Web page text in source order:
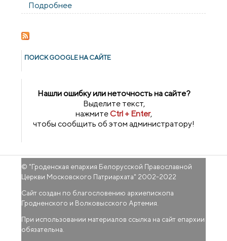
Подробнее
проводит рождественскую акцию
ПОИСК GOОGLE НА САЙТЕ
Нашли ошибку или неточность на сайте?
Выделите текст,
нажмитеCtrl + Enter,
чтобы сообщить об этом администратору!
© "Гроденская епархия Белорусской Православной
Церкви Московского Патриархата" 2002-2022
Сайт создан по благословению архиепископа
Гродненского и Волковысского Артемия.
При использовании материалов ссылка на сайт епархии
обязательна.